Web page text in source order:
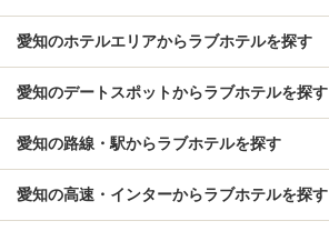
愛知のホテルエリアからラブホテルを探す
愛知のデートスポットからラブホテルを探す
愛知の路線・駅からラブホテルを探す
愛知の高速・インターからラブホテルを探す